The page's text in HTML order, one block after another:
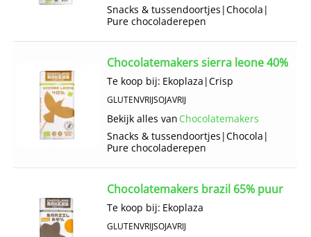
Snacks & tussendoortjes |Chocola |
Pure chocoladerepen
Chocolatemakers sierra leone 40%
Te koop bij: Ekoplaza |Crisp
GLUTENVRIJSOJAVRIJ
Bekijk alles van Chocolatemakers
Snacks & tussendoortjes |Chocola |
Pure chocoladerepen
Chocolatemakers brazil 65% puur
Te koop bij: Ekoplaza
GLUTENVRIJSOJAVRIJ